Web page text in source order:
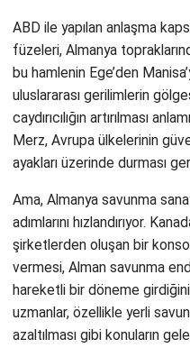
ABD ile yapılan anlaşma
füzeleri, Almanya
bu hamlenin Ege’den
uluslararası gerilimlerin
caydırıcılığın artırılması
Merz, Avrupa ülkelerinin
ayakları üzerinde durması
Ama, Almanya savunma
adımlarını hızlandırıyor.
şirketlerden oluşan bir
vermesi, Alman savunma
hareketli bir döneme
uzmanlar, özellikle yerli
azaltılması gibi konuların